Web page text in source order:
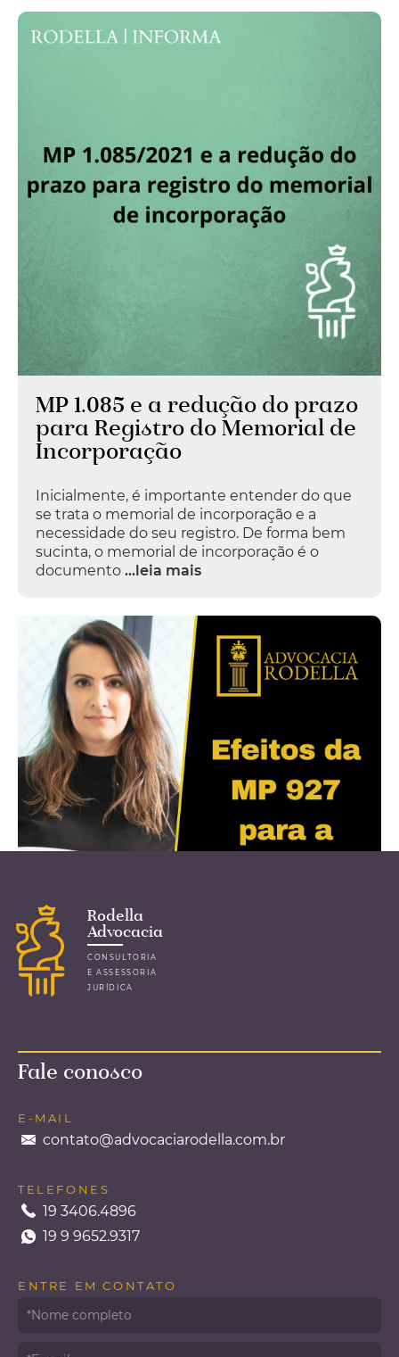
MP 1.085 e a redução do prazo
para Registro do Memorial de
Incorporação
Inicialmente, é importante entender do que
se trata o memorial de incorporação e a
necessidade do seu registro. De forma bem
sucinta, o memorial de incorporação é o
documento ...leia mais
Dra. Clarissa Aline Paié Rodella Contato
Management, em abril de 2020, sobre os
efeitos da MP 927 para as empresas da
Construção
Rodella
Advocacia
CONSULTORIA
E ASSESSORIA
JURÍDICA
Fale conosco
E-MAIL
contato@advocaciarodella.com.br
TELEFONES
19 3406.4896
19 9 9652.9317
ENTRE EM CONTATO